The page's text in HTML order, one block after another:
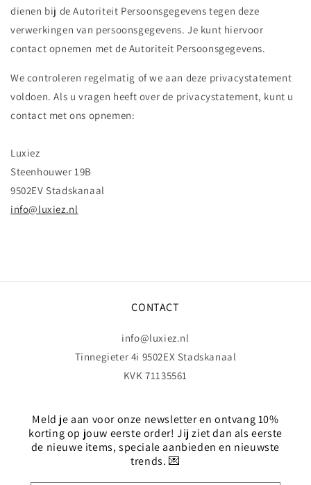
dienen bij de Autoriteit Persoonsgegevens tegen deze
verwerkingen van persoonsgegevens. Je kunt hiervoor
contact opnemen met de Autoriteit Persoonsgegevens.
We controleren regelmatig of we aan deze privacystatement
voldoen. Als u vragen heeft over de privacystatement, kunt u
contact met ons opnemen:
Luxiez
Steenhouwer 19B
9502EV Stadskanaal
info@luxiez.nl
CONTACT
info@luxiez.nl
Tinnegieter 4i 9502EX Stadskanaal
KVK 71135561
Meld je aan voor onze newsletter en ontvang 10%
korting op jouw eerste order! Jij ziet dan als eerste
de nieuwe items, speciale aanbieden en nieuwste
trends. 💌